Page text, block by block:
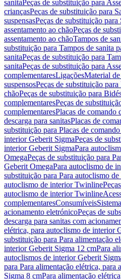
sanitaPeças de substituição para
criançasPeças de substituição para
suspensasPeças de substituição para
assentamento ao chãoPeças de
assentamento ao chãoTampos de
substituição para Tampos de sanita
sanitaPeças de substituição para
sanitaPeças de substituição para
complementaresLigaçõesMaterial
suspensosPeças de substituição
chãoPeças de substituição para
complementaresPeças de
complementaresPlacas de comando
descarga para sanitasPlacas de
substituição para Placas de
interior Geberit SigmaPeças de
interior Geberit SigmaPara
OmegaPeças de substituição para
Geberit OmegaPara autoclismo de
substituição para Para autoclismo
autoclismo de interior Twinline
autoclismo de interior Twinline
complementaresConsumíveis
acionamento eletrónicoPeças de
descarga para sanitas com
elétrica, para autoclismo de interior
substituição para Para alimentação
interior Geberit Sigma 12 cmPara
autoclismos de interior Geberit
para Para alimentação elétrica,
Sigma 8 cmPara alimentação